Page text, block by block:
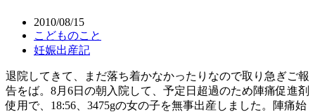
2010/08/15
こどものこと
妊娠出産記
退院してきて、まだ落ち着かなかったりなので取り急ぎご報
告をば。8月6日の朝入院して、予定日超過のため陣痛促進剤
使用で、18:56、3475gの女の子を無事出産しました。陣痛始